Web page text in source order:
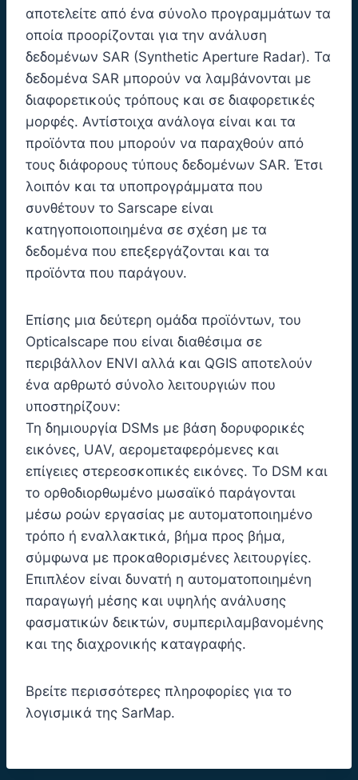
αποτελείτε από ένα σύνολο προγραμμάτων τα
οποία προορίζονται για την ανάλυση
δεδομένων SAR (Synthetic Aperture Radar). Τα
δεδομένα SAR μπορούν να λαμβάνονται με
διαφορετικούς τρόπους και σε διαφορετικές
μορφές. Αντίστοιχα ανάλογα είναι και τα
προϊόντα που μπορούν να παραχθούν από
τους διάφορους τύπους δεδομένων SAR. Έτσι
λοιπόν και τα υποπρογράμματα που
συνθέτουν το Sarscape είναι
κατηγοποιοποιημένα σε σχέση με τα
δεδομένα που επεξεργάζονται και τα
προϊόντα που παράγουν.
Επίσης μια δεύτερη ομάδα προϊόντων, του
Opticalscape που είναι διαθέσιμα σε
περιβάλλον ENVI αλλά και QGIS αποτελούν
ένα αρθρωτό σύνολο λειτουργιών που
υποστηρίζουν:
Τη δημιουργία DSMs με βάση δορυφορικές
εικόνες, UAV, αερομεταφερόμενες και
επίγειες στερεοσκοπικές εικόνες. Το DSM και
το ορθοδιορθωμένο μωσαϊκό παράγονται
μέσω ροών εργασίας με αυτοματοποιημένο
τρόπο ή εναλλακτικά, βήμα προς βήμα,
σύμφωνα με προκαθορισμένες λειτουργίες.
Επιπλέον είναι δυνατή η αυτοματοποιημένη
παραγωγή μέσης και υψηλής ανάλυσης
φασματικών δεικτών, συμπεριλαμβανομένης
και της διαχρονικής καταγραφής.
Βρείτε περισσότερες πληροφορίες για το
λογισμικά της SarMap.